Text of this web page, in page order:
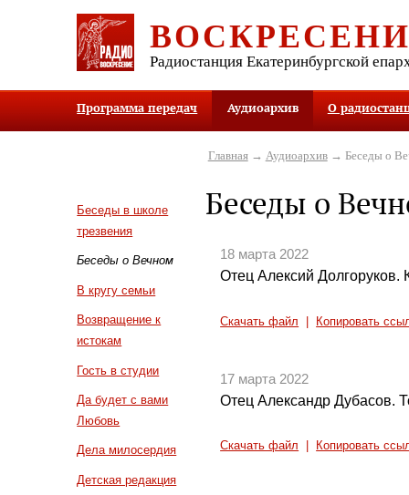
Радиостанция Екатеринбургской
Программа передач Аудиоархив О
Беседы в школе
трезвения
Беседы о Вечном
В кругу семьи
Возвращение к
истокам
Гость в студии
Да будет с вами
Любовь
Дела милосердия
Детская редакция
Главная→ Аудиоархив→ Беседы о
Беседы о
18 марта 2022
Отец Алексий
Скачать файл Копировать
17 марта 2022
Отец Александр Дубасов.
Скачать файл Копировать